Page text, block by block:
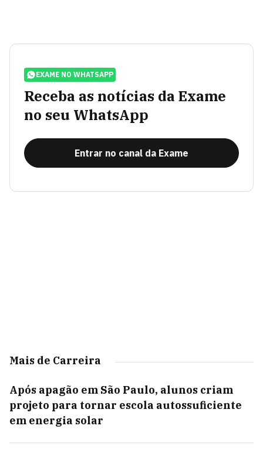
EXAME NO WHATSAPP
Receba as notícias da Exame
no seu WhatsApp
Entrar no canal da Exame
Mais de Carreira
Após apagão em São Paulo, alunos criam
projeto para tornar escola autossuficiente
em energia solar